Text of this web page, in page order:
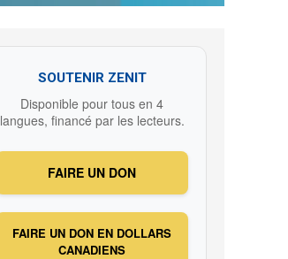
SOUTENIR ZENIT
Disponible pour tous en 4
langues, financé par les lecteurs.
FAIRE UN DON
FAIRE UN DON EN DOLLARS
CANADIENS